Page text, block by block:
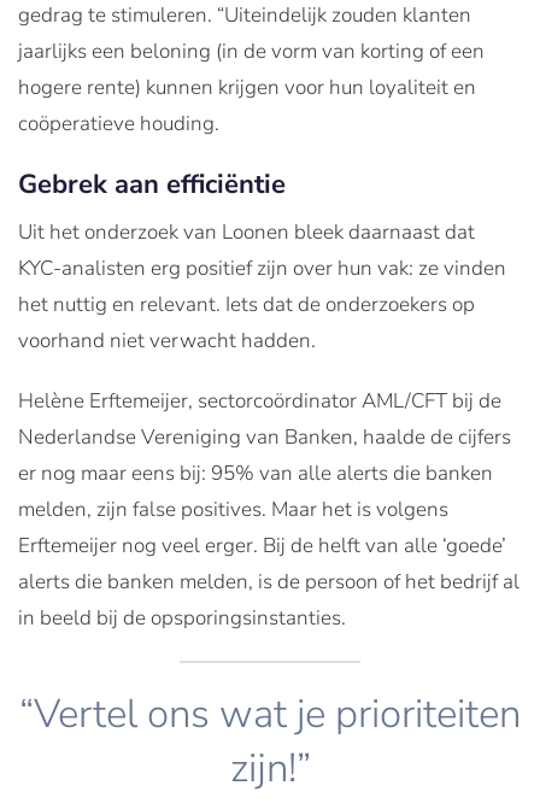
gedrag te stimuleren. “Uiteindelijk zouden klanten
jaarlijks een beloning (in de vorm van korting of een
hogere rente) kunnen krijgen voor hun loyaliteit en
coöperatieve houding.
Gebrek aan efficiëntie
Uit het onderzoek van Loonen bleek daarnaast dat
KYC-analisten erg positief zijn over hun vak: ze vinden
het nuttig en relevant. Iets dat de onderzoekers op
voorhand niet verwacht hadden.
Helène Erftemeijer, sectorcoördinator AML/CFT bij de
Nederlandse Vereniging van Banken, haalde de cijfers
er nog maar eens bij: 95% van alle alerts die banken
melden, zijn false positives. Maar het is volgens
Erftemeijer nog veel erger. Bij de helft van alle ‘goede’
alerts die banken melden, is de persoon of het bedrijf al
in beeld bij de opsporingsinstanties.
“Vertel ons wat je prioriteiten
zijn!”